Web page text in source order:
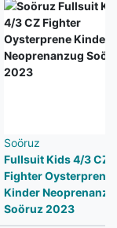
Soöruz
Fullsuit Kids 4/3 CZ
Fighter Oysterprene
Kinder
Soöruz 2023